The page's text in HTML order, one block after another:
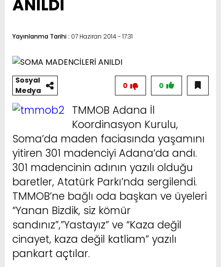
ANILDI
Yayınlanma Tarihi : 07 Haziran 2014 - 17:31
Sosyal
Medya
0
0
TMMOB Adana İl
Koordinasyon Kurulu,
Soma’da maden faciasında yaşamını
yitiren 301 madenciyi Adana’da andı.
301 madencinin adının yazılı olduğu
baretler, Atatürk Parkı’nda sergilendi.
TMMOB’ne bağlı oda başkan ve üyeleri
“Yanan Bizdik, siz kömür
sandınız”,”Yastayız” ve “Kaza değil
cinayet, kaza değil katliam” yazılı
pankart açtılar.